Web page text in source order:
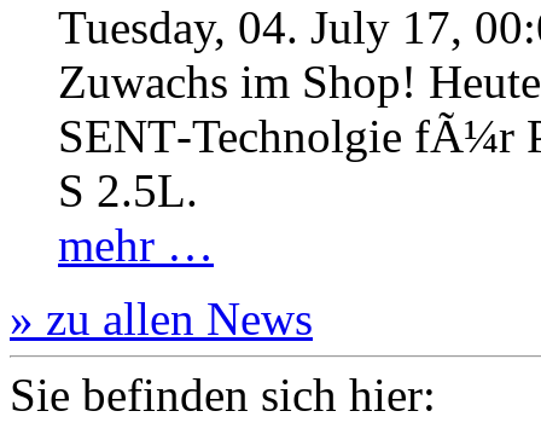
Tuesday, 04. July 17,
Zuwachs im Shop!
SENT‐Technolgie fÃ¼r
S 2.5L.
mehr …
» zu allen News
Sie befinden sich hier: